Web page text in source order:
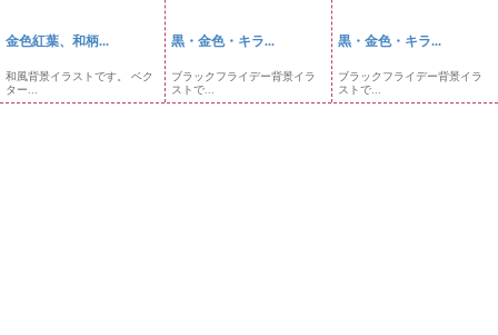
金色紅葉、和柄...
和風背景イラストです。 ベク
ター...
黒・金色・キラ...
ブラックフライデー背景イラ
ストで...
黒・金色・キラ...
ブラックフライデー背景イラ
ストで...